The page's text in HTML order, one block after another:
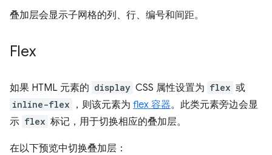
叠加层会显示子网格的列、行、编号和间距。
Flex
如果 HTML 元素的 display CSS 属性设置为 flex 或
inline-flex ，则该元素为 flex 容器。此类元素旁边会显
示 flex 标记，用于切换相应的叠加层。
在以下预览中切换叠加层：